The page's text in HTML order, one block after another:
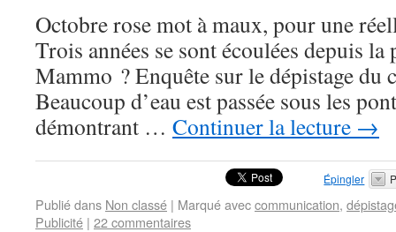
Octobre rose mot à maux, pour une
Trois années se sont écoulées depuis
Mammo ? Enquête sur le dépistage du
Beaucoup d’eau est passée sous les
démontrant … Continuer la lecture →
Épingler
Publié dans Non classé | Marqué aveccommunication,
Publicité | 22 commentaires